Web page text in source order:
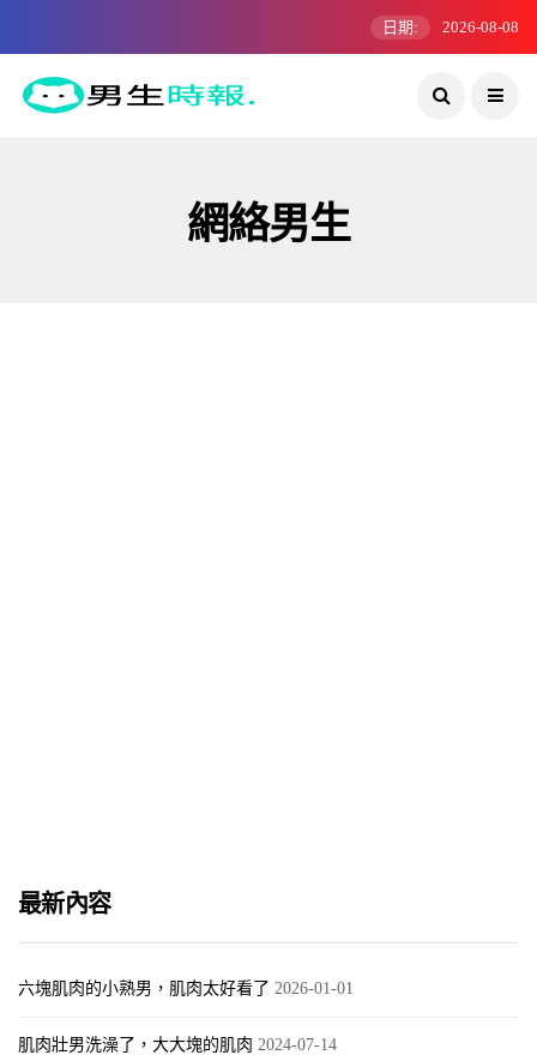
日期: 2026-08-08
網絡男生
最新內容
六塊肌肉的小熟男，肌肉太好看了 2026-01-01
肌肉壯男洗澡了，大大塊的肌肉 2024-07-14